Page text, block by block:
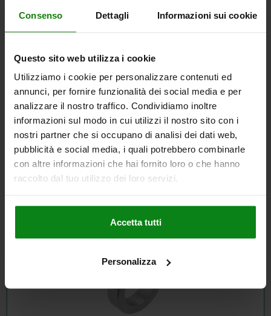
Consenso Dettagli Informazioni sui cookie
Questo sito web utilizza i cookie
Utilizziamo i cookie per personalizzare contenuti ed
annunci, per fornire funzionalità dei social media e per
analizzare il nostro traffico. Condividiamo inoltre
informazioni sul modo in cui utilizzi il nostro sito con i
nostri partner che si occupano di analisi dei dati web,
pubblicità e social media, i quali potrebbero combinarle
con altre informazioni che hai fornito loro o che hanno
raccolto dal tuo utilizzo dei loro servizi.
Accetta tutti
Personalizza
Viti di pressione
Viti con cuscinetti di pressione per l'applicazione di una forza
assiale controllata.
Applicazioni frequenti:Tenditore di componenti e protezione
delle superfici.
Perché standardizzarsi:I pressori intercambiabili
garantiscono una maggiore flessibilità ed efficienza dei costi.